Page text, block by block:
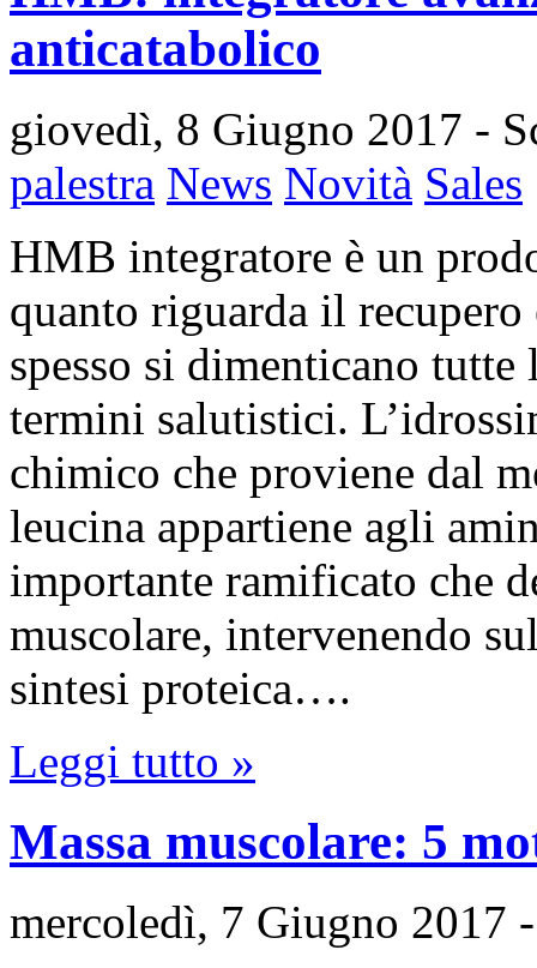
anticatabolico
giovedì, 8 Giugno 2017 -
palestra News Novità Sales
HMB integratore è un
quanto riguarda il
spesso si dimenticano
termini salutistici.
chimico che proviene dal
leucina appartiene agli
importante ramificato che
muscolare, intervenendo
sintesi proteica….
Leggi tutto »
Massa muscolare: 5
mercoledì, 7 Giugno 2017